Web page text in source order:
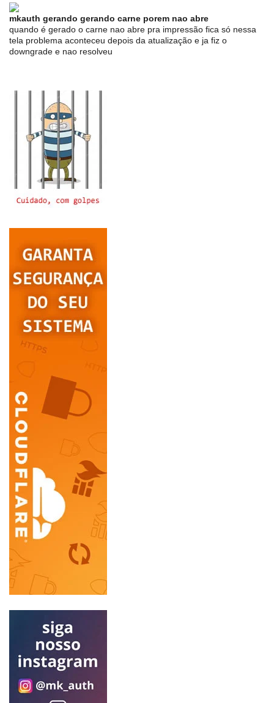
mkauth gerando gerando carne porem nao abre
quando é gerado o carne nao abre pra impressão fica só nessa
tela problema aconteceu depois da atualização e ja fiz o
downgrade e nao resolveu